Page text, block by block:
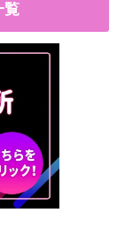
覧